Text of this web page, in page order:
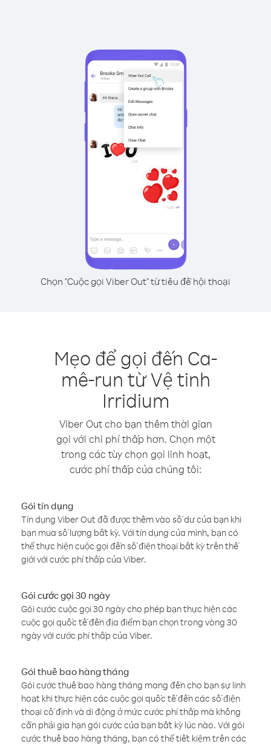
Chọn "Cuộc gọi Viber Out" từ tiêu đề hội thoại
Mẹo để gọi đến Ca-
mê-run từ Vệ tinh
Irridium
Viber Out cho bạn thêm thời gian
gọi với chi phí thấp hơn. Chọn một
trong các tùy chọn gọi linh hoạt,
cước phí thấp của chúng tôi:
Gói tín dụng
Tín dụng Viber Out đã được thêm vào số dư của bạn khi
bạn mua số lượng bất kỳ. Với tín dụng của mình, bạn có
thể thực hiện cuộc gọi đến số điện thoại bất kỳ trên thế
giới với cước phí thấp của Viber.
Gói cước gọi 30 ngày
Gói cước cuộc gọi 30 ngày cho phép bạn thực hiện các
cuộc gọi quốc tế đến địa điểm bạn chọn trong vòng 30
ngày với cước phí thấp của Viber.
Gói thuê bao hàng tháng
Gói cước thuê bao hàng tháng mang đến cho bạn sự linh
hoạt khi thực hiện các cuộc gọi quốc tế đến các số điện
thoại cố định và di động ở mức cước phí thấp mà không
cần phải gia hạn gói cước của bạn bất kỳ lúc nào. Với gói
cước thuê bao hàng tháng, bạn có thể tiết kiệm trên các